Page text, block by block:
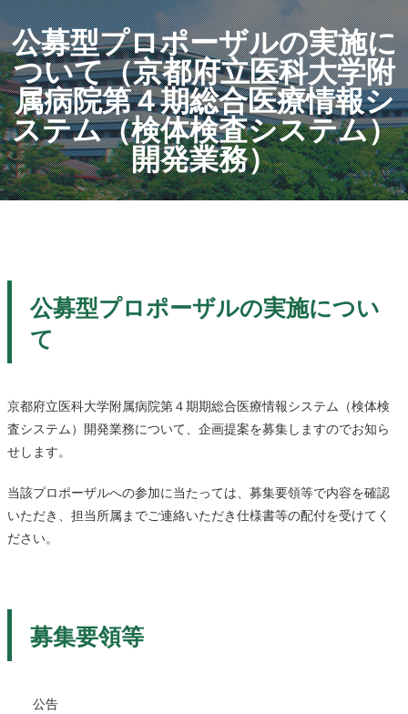
公募型プロポーザルの実施に
ついて（京都府立医科大学附
属病院第４期総合医療情報シ
ステム（検体検査システム）
開発業務）
公募型プロポーザルの実施につい
て
京都府立医科大学附属病院第４期期総合医療情報システム（検体検
査システム）開発業務について、企画提案を募集しますのでお知ら
せします。
当該プロポーザルへの参加に当たっては、募集要領等で内容を確認
いただき、担当所属までご連絡いただき仕様書等の配付を受けてく
ださい。
募集要領等
公告